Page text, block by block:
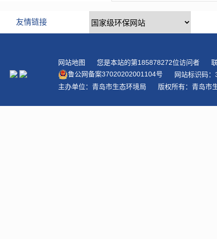
友情链接
网站地图 您是本站的第185878272位访问者
鲁公网备案37020202001104号
网站标识码
主办单位：青岛市生态环境局
版权所有：青岛市